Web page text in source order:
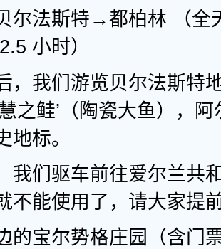
尔法斯特→都柏林 （全
小时）
，我们游览贝尔法斯特
之鲑’（陶瓷大鱼），
地标。
我们驱车前往爱尔兰共
不能使用了，请大家提
的宝尔势格庄园（含门